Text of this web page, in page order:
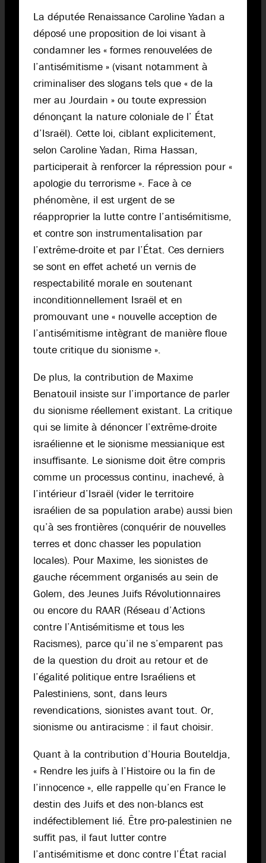
La députée Renaissance Caroline Yadan a
déposé une proposition de loi visant à
condamner les « formes renouvelées de
l’antisémitisme » (visant notamment à
criminaliser des slogans tels que « de la
mer au Jourdain » ou toute expression
dénonçant la nature coloniale de l’ État
d’Israël). Cette loi, ciblant explicitement,
selon Caroline Yadan, Rima Hassan,
participerait à renforcer la répression pour «
apologie du terrorisme ». Face à ce
phénomène, il est urgent de se
réapproprier la lutte contre l’antisémitisme,
et contre son instrumentalisation par
l’extrême-droite et par l’État. Ces derniers
se sont en effet acheté un vernis de
respectabilité morale en soutenant
inconditionnellement Israël et en
promouvant une « nouvelle acception de
l’antisémitisme intègrant de manière floue
toute critique du sionisme ».
De plus, la contribution de Maxime
Benatouil insiste sur l’importance de parler
du sionisme réellement existant. La critique
qui se limite à dénoncer l’extrême-droite
israélienne et le sionisme messianique est
insuffisante. Le sionisme doit être compris
comme un processus continu, inachevé, à
l’intérieur d’Israël (vider le territoire
israélien de sa population arabe) aussi bien
qu’à ses frontières (conquérir de nouvelles
terres et donc chasser les population
locales). Pour Maxime, les sionistes de
gauche récemment organisés au sein de
Golem, des Jeunes Juifs Révolutionnaires
ou encore du RAAR (Réseau d’Actions
contre l’Antisémitisme et tous les
Racismes), parce qu’il ne s’emparent pas
de la question du droit au retour et de
l’égalité politique entre Israéliens et
Palestiniens, sont, dans leurs
revendications, sionistes avant tout. Or,
sionisme ou antiracisme : il faut choisir.
Quant à la contribution d’Houria Bouteldja,
« Rendre les juifs à l’Histoire ou la fin de
l’innocence », elle rappelle qu’en France le
destin des Juifs et des non-blancs est
indéfectiblement lié. Être pro-palestinien ne
suffit pas, il faut lutter contre
l’antisémitisme et donc contre l’État racial